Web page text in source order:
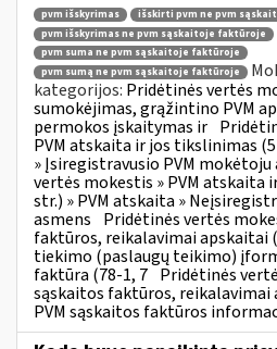
pvm išskyrimas
išskirti pvm ne pvm
pvm išskyrimas ne pvm sąskaitoje faktūroje
pvm suma ne pvm sąskaitoje faktūroje
pvm sumą ne pvm sąskaitoje faktūroje
kategorijos: Pridėtinės vertės
sumokėjimas, grąžintino PVM
permokos įskaitymas ir
PVM atskaita ir jos tikslinimas
» Įsiregistravusio PVM mokėtoju
vertės mokestis » PVM atskaita
str.) » PVM atskaita »
asmens Pridėtinės vertės
faktūros, reikalavimai apskaitai
tiekimo (paslaugų teikimo)
faktūra (78-1, 7 Pridėtinės
sąskaitos faktūros, reikalavimai
PVM sąskaitos faktūros